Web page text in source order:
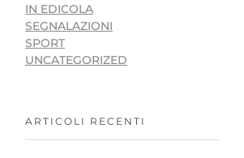
IN EDICOLA
SEGNALAZIONI
SPORT
UNCATEGORIZED
ARTICOLI RECENTI